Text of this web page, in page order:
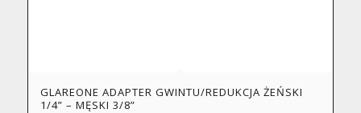
GLAREONE ADAPTER GWINTU/REDUKCJA ŻEŃSKI
1/4” – MĘSKI 3/8”